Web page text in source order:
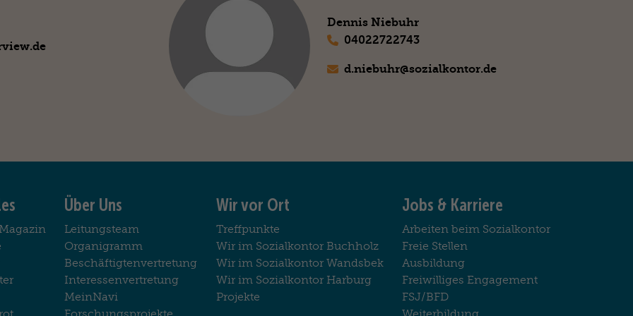
Dennis Niebuhr
04022722743
d.niebuhr@sozialkontor.de
Über Uns
Leitungsteam
Organigramm
Beschäftigtenvertretung
Interessenvertretung
MeinNavi
Forschungsprojekte
Wir vor Ort
Treffpunkte
Wir im Sozialkontor Buchholz
Wir im Sozialkontor Wandsbek
Wir im Sozialkontor Harburg
Projekte
Jobs & Karriere
Arbeiten beim Sozialkontor
Freie Stellen
Ausbildung
Freiwilliges Engagement
FSJ/BFD
Weiterbildung